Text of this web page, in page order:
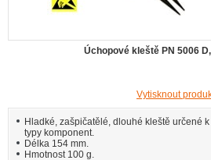
Úchopové kleště PN 5006
Vytisknout
Hladké, zašpičatělé, dlouhé kleště určené
typy komponent.
Délka 154 mm.
Hmotnost 100 g.